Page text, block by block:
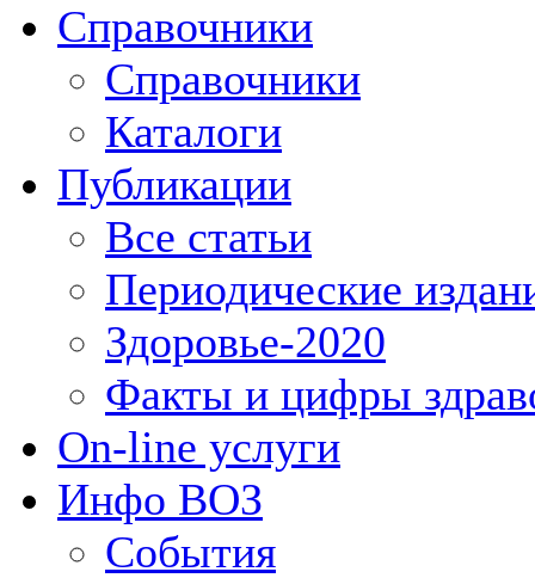
Справочники
Справочники
Каталоги
Публикации
Все статьи
Периодические
Здоровье-2020
Факты и цифры
On-line услуги
Инфо ВОЗ
События